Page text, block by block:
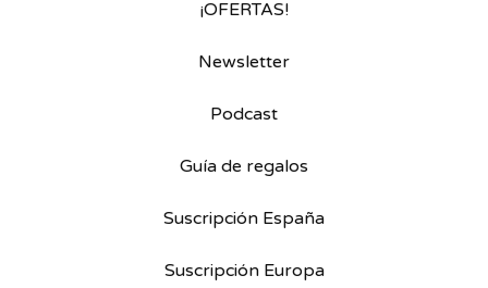
¡OFERTAS!
Newsletter
Podcast
Guía de regalos
Suscripción España
Suscripción Europa